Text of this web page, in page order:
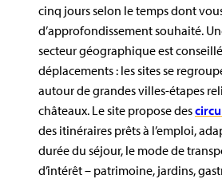
cinq jours selon le temps dont
d’approfondissement souhaité.
secteur géographique est
déplacements : les sites se
autour de grandes villes-étapes
châteaux. Le site propose des
des itinéraires prêts à l’emploi,
durée du séjour, le mode de
d’intérêt – patrimoine, jardins,